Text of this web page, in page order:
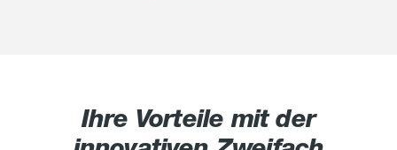
Ihre Vorteile mit der